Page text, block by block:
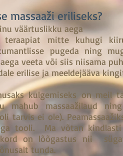
massaaži eriliseks?
väärtuslikku aega
mitte kuhugi
pugeda ning
veeta või siis niisama
erilise ja meeldejääva
kulgemiseks on meil
mahub massaažilaud
tarvis ei ole).
tooli. Ma võtan
on lõõgastus nii
tunda.